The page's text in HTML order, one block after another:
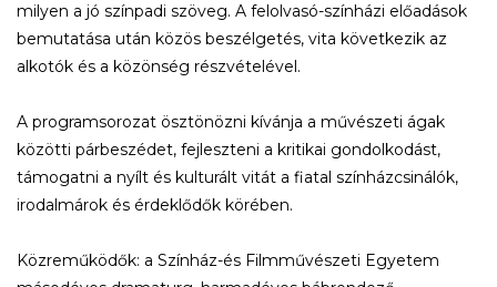
milyen a jó színpadi szöveg. A felolvasó-színházi előadások
bemutatása után közös beszélgetés, vita következik az
alkotók és a közönség részvételével.
A programsorozat ösztönözni kívánja a művészeti ágak
közötti párbeszédet, fejleszteni a kritikai gondolkodást,
támogatni a nyílt és kulturált vitát a fiatal színházcsinálók,
irodalmárok és érdeklődők körében.
Közreműködők: a Színház-és Filmművészeti Egyetem